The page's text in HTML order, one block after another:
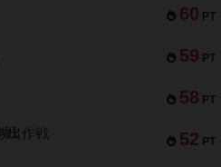
60 PT
59 PT
58 PT
52 PT
出作戦